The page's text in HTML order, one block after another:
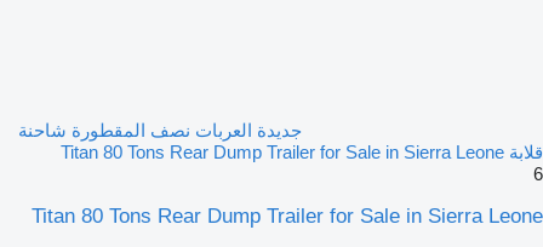
جديدة العربات نصف المقطورة شاحنة
قلابة Titan 80 Tons Rear Dump Trailer for Sale in Sierra Leone
6
Titan 80 Tons Rear Dump Trailer for Sale in Sierra Leone